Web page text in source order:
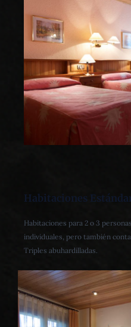
Habitaciones
Habitaciones para 2 o 3
individuales, pero también
Triples abuhardilladas.